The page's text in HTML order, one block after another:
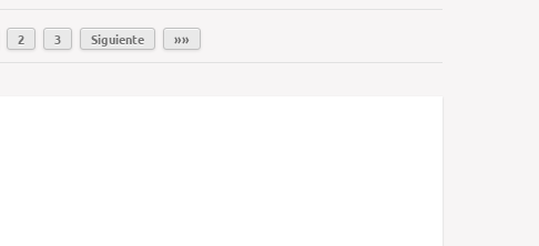
2 3 Siguiente »»